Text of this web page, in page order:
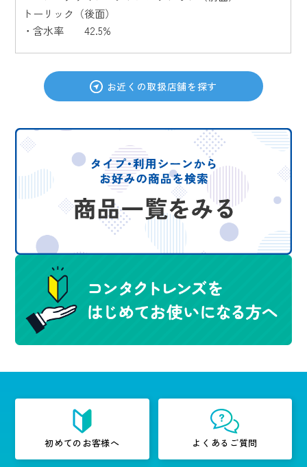
トーリック（後面）
・含水率 42.5%
お近くの取扱店舗を探す
初めてのお客様へ よくあるご質問